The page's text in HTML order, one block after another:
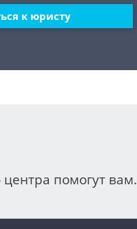
к юристу
помогут вам.